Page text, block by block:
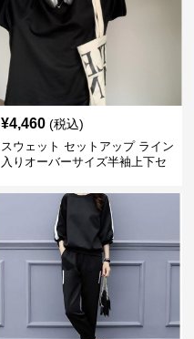
¥4,460 (税込)
スウェット セットアップ ライン
入りオーバーサイズ半袖上下セ